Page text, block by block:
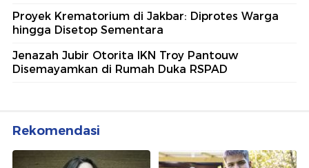
Proyek Krematorium di Jakbar: Diprotes Warga
hingga Disetop Sementara
Jenazah Jubir Otorita IKN Troy Pantouw
Disemayamkan di Rumah Duka RSPAD
Rekomendasi